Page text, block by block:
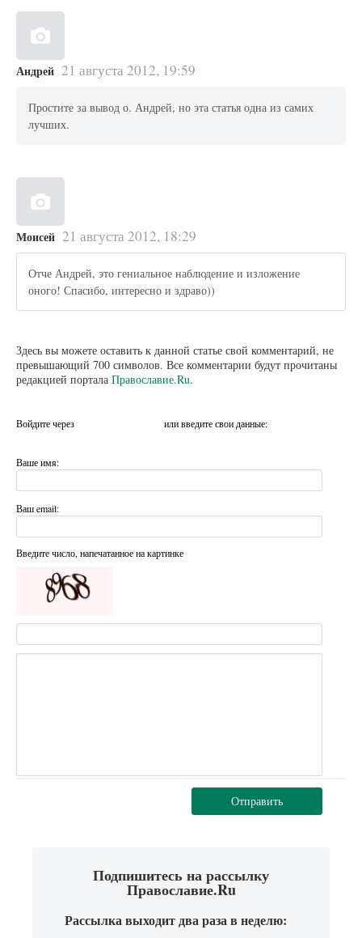
Андрей 21 августа 2012, 19:59
Простите за вывод о. Андрей, но эта статья одна из самих
лучших.
Моисей 21 августа 2012, 18:29
Отче Андрей, это гениальное наблюдение и изложение
оного! Спасибо, интересно и здраво))
Здесь вы можете оставить к данной статье свой комментарий, не
превышающий 700 символов. Все комментарии будут прочитаны
редакцией портала Православие.Ru.
Войдите через или введите свои данные:
Ваше имя:
Ваш email:
Введите число, напечатанное на картинке
Отправить
Подпишитесь на рассылку
Православие.Ru
Рассылка выходит два раза в неделю: